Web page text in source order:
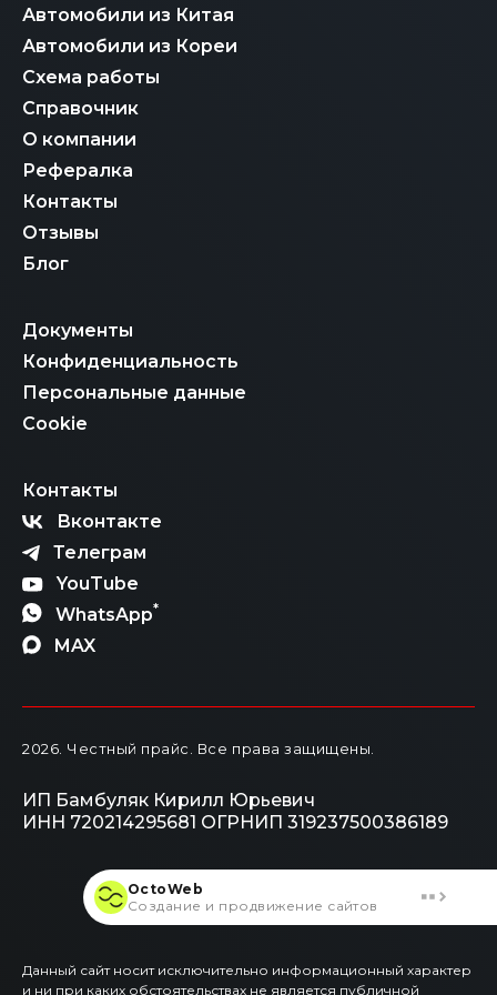
Автомобили из Китая
Автомобили из Кореи
Схема работы
Справочник
О компании
Рефералка
Контакты
Отзывы
Блог
Документы
Конфиденциальность
Персональные данные
Cookie
Контакты
Вконтакте
Телеграм
YouTube
WhatsApp*
MAX
2026 . Честный прайс. Все права защищены.
ИП Бамбуляк Кирилл Юрьевич
ИНН 720214295681 ОГРНИП 319237500386189
Данный сайт носит исключительно информационный характер
и ни при каких обстоятельствах не является публичной
OctoWeb
Создание и продвижение сайтов